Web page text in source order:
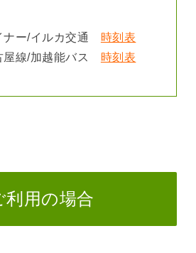
ナー/イルカ交通 時刻表
屋線/加越能バス 時刻表
利用の場合